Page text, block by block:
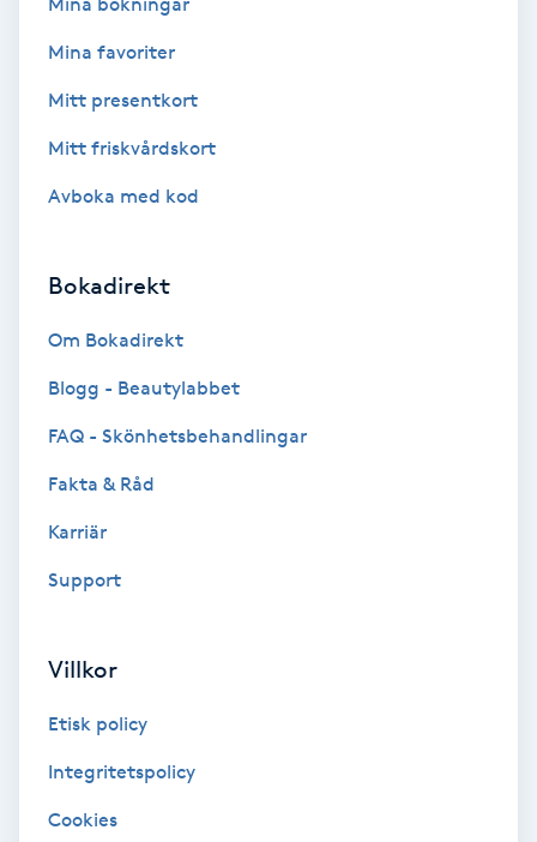
Veterinär
Vibrationsmassage
Volymfransar
Yoga
Mina favoriter
Mitt presentkort
Mitt friskvårdskort
Avboka med kod
Bokadirekt
Om Bokadirekt
Blogg - Beautylabbet
FAQ - Skönhetsbehandlingar
Fakta & Råd
Karriär
Support
Villkor
Etisk policy
Integritetspolicy
Cookies